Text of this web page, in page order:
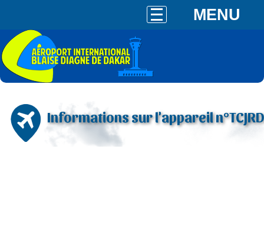
MENU
Informations sur l'appareil n°TCJRD